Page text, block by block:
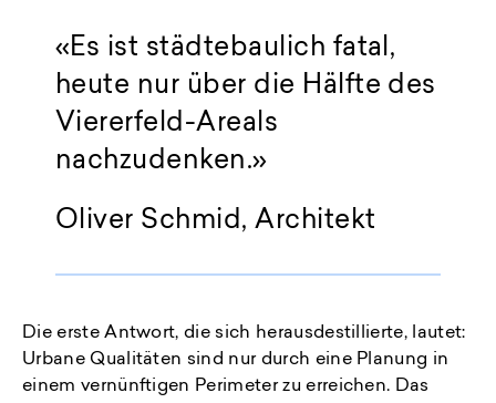
«Es ist städtebaulich fatal,
heute nur über die Hälfte des
Viererfeld-Areals
nachzudenken.»
Oliver Schmid, Architekt
Die erste Antwort, die sich herausdestillierte, lautet:
Urbane Qualitäten sind nur durch eine Planung in
einem vernünftigen Perimeter zu erreichen. Das